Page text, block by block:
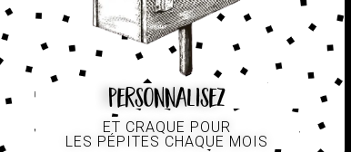
Personnalisez
ET CRAQUE POUR
LES PÉPITES CHAQUE MOIS